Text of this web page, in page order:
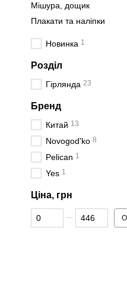
Мішура, дощик
Плакати та наліпки
Новинка 1
Розділ
Гірлянда 23
Бренд
Китай 13
Novogod'ko 8
Pelican 1
Yes 1
Ціна, грн
Від Ціна, грн
До Ціна, грн